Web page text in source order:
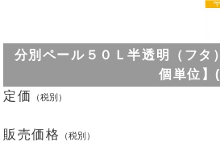
分別ペール５０Ｌ半透明（フ
個単位
定価
（税別）
販売価格 （税別）